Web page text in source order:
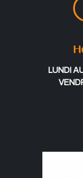
Lundi